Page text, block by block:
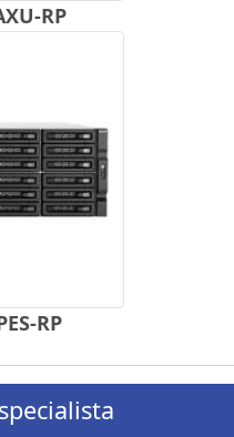
RP
RP